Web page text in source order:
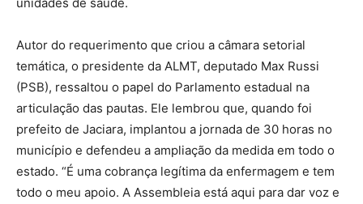
Autor do requerimento que criou a câmara setorial
temática, o presidente da ALMT, deputado Max Russi
(PSB), ressaltou o papel do Parlamento estadual na
articulação das pautas. Ele lembrou que, quando foi
prefeito de Jaciara, implantou a jornada de 30 horas no
município e defendeu a ampliação da medida em todo o
estado. “É uma cobrança legítima da enfermagem e tem
todo o meu apoio. A Assembleia está aqui para dar voz e